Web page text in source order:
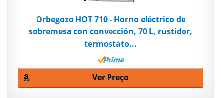
Orbegozo HOT 710 - Horno eléctrico de
sobremesa con convección, 70 L, rustidor,
termostato...
Ver Preço